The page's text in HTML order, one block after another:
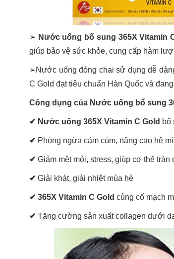
➢ Nước uống bổ sung 365X Vitamin
giúp bảo vệ sức khỏe, cung cấp hàm
➢Nước uống đóng chai sử dụng dễ
C Gold đạt tiêu chuẩn Hàn Quốc và
Công dụng của Nước uống bổ sung
✔ Nước uống 365X Vitamin C Gold bổ
✔ Phòng ngừa cảm cúm, nâng cao hệ
✔ Giảm mệt mỏi, stress, giúp cơ thể tràn
✔ Giải khát, giải nhiệt mùa hè
✔ 365X Vitamin C Gold củng cố mạch
✔ Tăng cường sản xuất collagen dưới